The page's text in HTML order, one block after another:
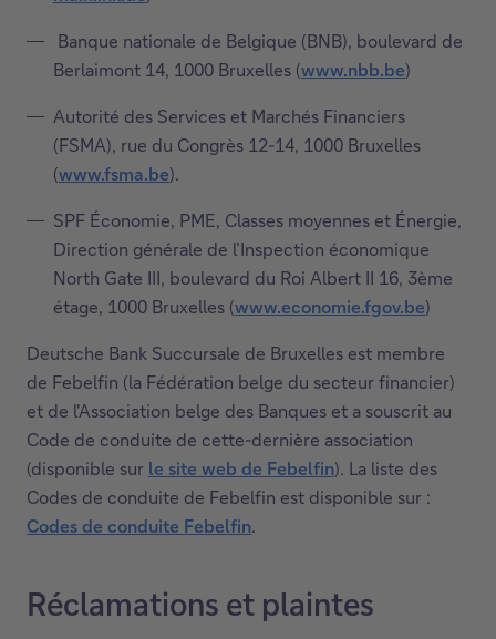
nouvelle
fenêtre.
Ce
lien
ouvrira
une
nouvelle
fenêtre.
Banque nationale de Belgique (BNB), boulevard de
Berlaimont 14, 1000 Bruxelles (www.nbb.be
Ce
lien
ouvrira
dans
nouvelle
fenêtre.
)
Autorité des Services et Marchés Financiers
(FSMA), rue du Congrès 12-14, 1000 Bruxelles
(www.fsma.be
Ce
lien
ouvrira
dans
une
fenêtre.
).
SPF Économie, PME, Classes moyennes et Énergie,
Direction générale de l’Inspection économique
North Gate III, boulevard du Roi Albert II 16, 3ème
étage, 1000 Bruxelles (www.economie.fgov.be
Ce
lien
ouvrira
dans
une
nouvelle
fenêtre.
)
Deutsche Bank Succursale de Bruxelles est membre
de Febelfin (la Fédération belge du secteur financier)
et de l'Association belge des Banques et a souscrit au
Code de conduite de cette-dernière association
(disponible sur le site web de Febelfin
C
e
l
e
). La liste des
Codes de conduite de Febelfin est disponible sur :
Codes de conduite Febelfin
C
l
.
Réclamations et plaintes